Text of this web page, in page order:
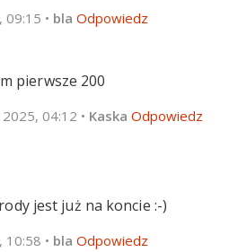
09:15 • bla Odpowiedz
pierwsze 200
04:12 • Kaska Odpowiedz
jest już na koncie :-)
10:58 • bla Odpowiedz